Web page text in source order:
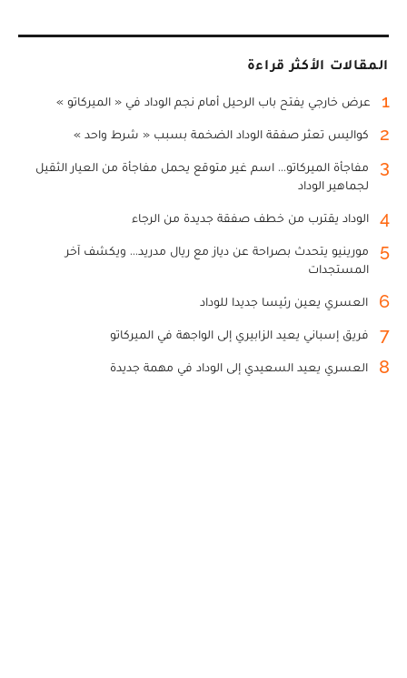
المقالات الأكثر قراءة
1 عرض خارجي يفتح باب الرحيل أمام نجم الوداد في « الميركاتو »
2 كواليس تعثر صفقة الوداد الضخمة بسبب « شرط واحد »
3
مفاجأة الميركاتو... اسم غير متوقع يحمل مفاجأة من العيار الثقيل
لجماهير الوداد
4 الوداد يقترب من خطف صفقة جديدة من الرجاء
5
مورينيو يتحدث بصراحة عن دياز مع ريال مدريد... ويكشف آخر
المستجدات
6 العسري يعين رئيسا جديدا للوداد
7 فريق إسباني يعيد الزابيري إلى الواجهة في الميركاتو
8 العسري يعيد السعيدي إلى الوداد في مهمة جديدة